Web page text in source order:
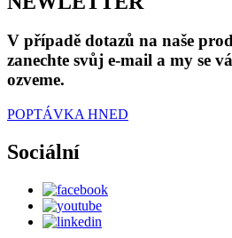
V případě dotazů na naše
zanechte svůj e-mail a my se
ozveme.
POPTÁVKA HNED
Sociální